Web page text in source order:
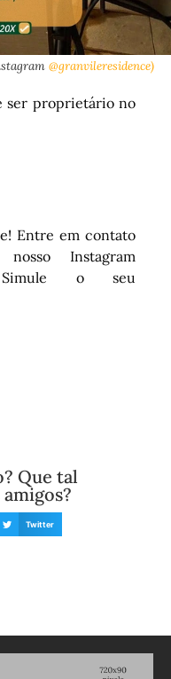
@granvileresidence)
ser proprietário no
Entre em contato
Instagram
o seu
Que tal
Twitter